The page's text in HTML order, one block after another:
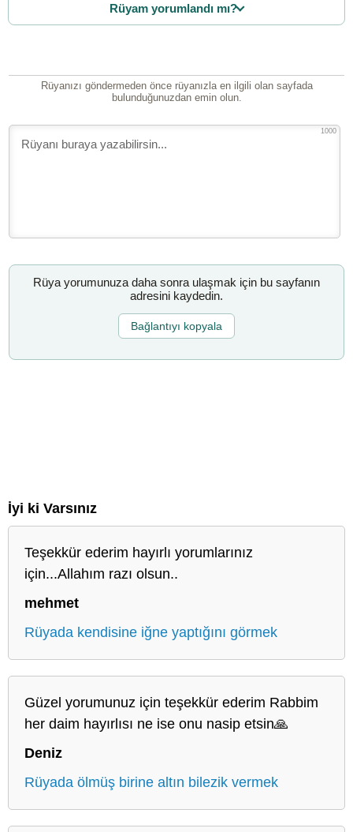
Rüyam yorumlandı mı?
Rüyanızı göndermeden önce rüyanızla en ilgili olan sayfada
bulunduğunuzdan emin olun.
1000
Rüya yorumunuza daha sonra ulaşmak için bu sayfanın
adresini kaydedin.
Bağlantıyı kopyala
İyi ki Varsınız
Teşekkür ederim hayırlı yorumlarınız
için...Allahım razı olsun..
mehmet
Rüyada kendisine iğne yaptığını görmek
Güzel yorumunuz için teşekkür ederim Rabbim
her daim hayırlısı ne ise onu nasip etsin🙏
Deniz
Rüyada ölmüş birine altın bilezik vermek